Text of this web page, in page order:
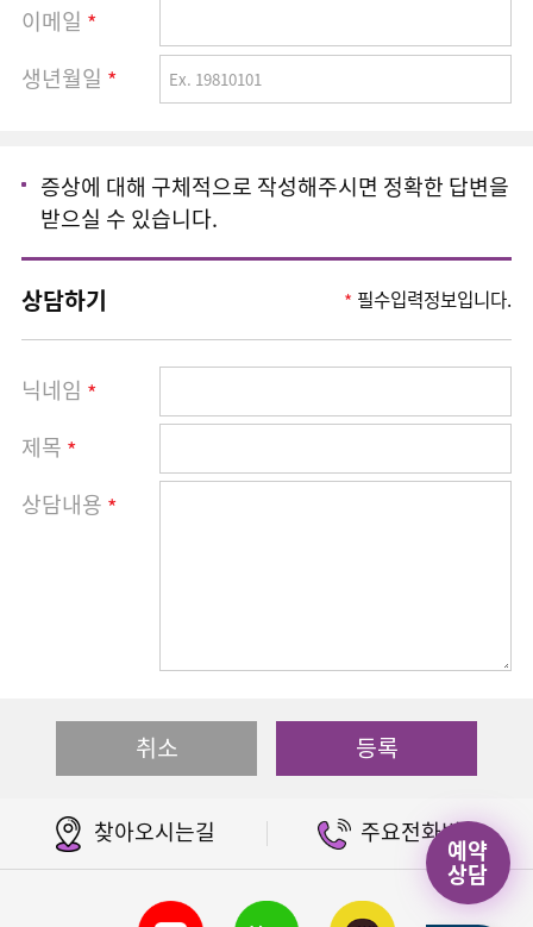
이메일 *
생년월일 *
증상에 대해 구체적으로 작성해주시면 정확한 답변을
받으실 수 있습니다.
상담하기 * 필수입력정보입니다.
닉네임 *
제목 *
상담내용 *
취소 등록
예약
상담
찾아오시는길 주요전화번호